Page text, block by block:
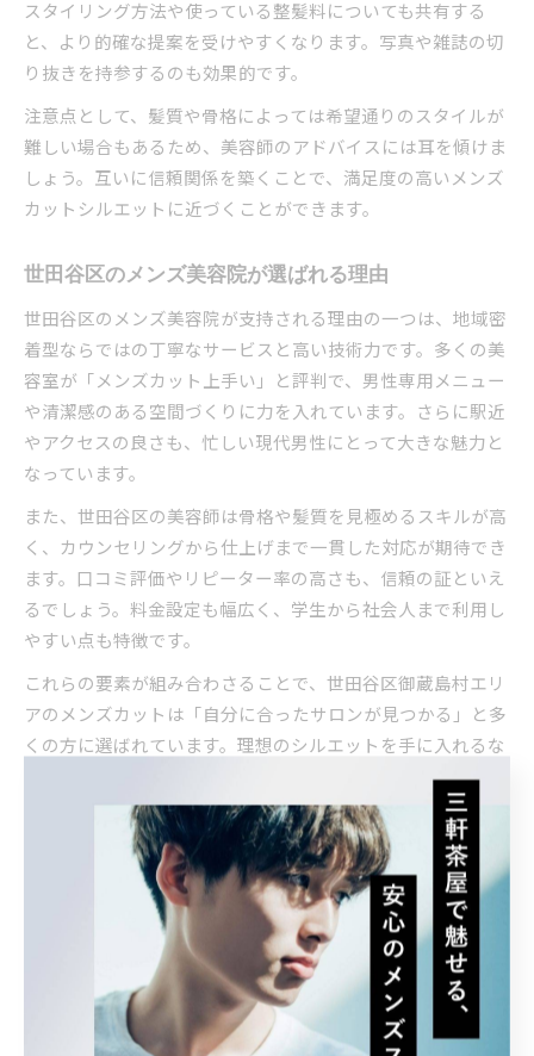
スタイリング方法や使っている整髪料についても共有する
と、より的確な提案を受けやすくなります。写真や雑誌の切
り抜きを持参するのも効果的です。
注意点として、髪質や骨格によっては希望通りのスタイルが
難しい場合もあるため、美容師のアドバイスには耳を傾けま
しょう。互いに信頼関係を築くことで、満足度の高いメンズ
カットシルエットに近づくことができます。
世田谷区のメンズ美容院が選ばれる理由
世田谷区のメンズ美容院が支持される理由の一つは、地域密
着型ならではの丁寧なサービスと高い技術力です。多くの美
容室が「メンズカット上手い」と評判で、男性専用メニュー
や清潔感のある空間づくりに力を入れています。さらに駅近
やアクセスの良さも、忙しい現代男性にとって大きな魅力と
なっています。
また、世田谷区の美容師は骨格や髪質を見極めるスキルが高
く、カウンセリングから仕上げまで一貫した対応が期待でき
ます。口コミ評価やリピーター率の高さも、信頼の証といえ
るでしょう。料金設定も幅広く、学生から社会人まで利用し
やすい点も特徴です。
これらの要素が組み合わさることで、世田谷区御蔵島村エリ
アのメンズカットは「自分に合ったサロンが見つかる」と多
くの方に選ばれています。理想のシルエットを手に入れるな
ら、地域の美容院情報や口コミを参考に、自分に合った店舗
を探してみましょう。
渋谷や三軒茶屋にも負けない上質
メンズカットの探し方
メンズカット上手い美容室の見極めポイント